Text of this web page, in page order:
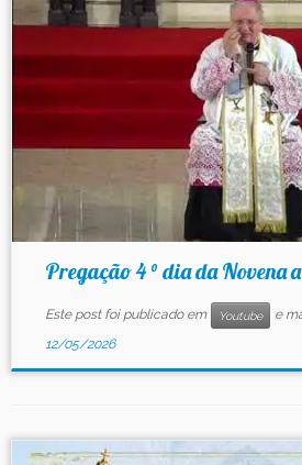
Contato
Pregação 4 ° dia da Novena
Este post foi publicado em Youtube e
12/05/2026